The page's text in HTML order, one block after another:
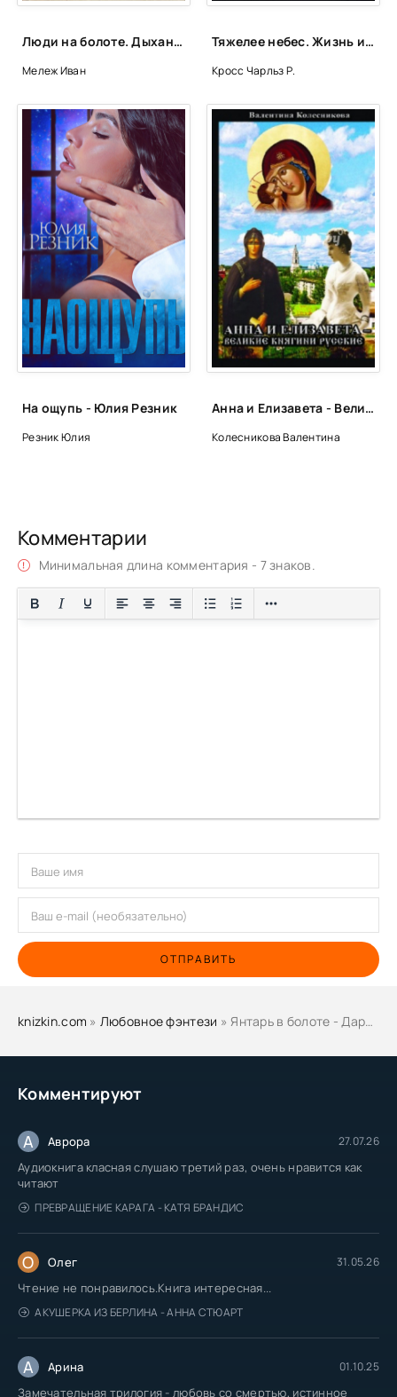
Комментируют
А Аврора 27.07.26
Аудиокнига класная слушаю третий раз, очень нравится как
читают
ПРЕВРАЩЕНИЕ КАРАГА - КАТЯ БРАНДИС
О Олег 31.05.26
Чтение не понравилось.Книга интересная...
АКУШЕРКА ИЗ БЕРЛИНА - АННА СТЮАРТ
А Арина 01.10.25
Замечательная трилогия - любовь со смертью, истинное
Люди на болоте. Дыхание грозы - Иван Мележ
Мележ Иван
Тяжелее небес. Жизнь и смерть Курта Кобейна, о которых вы ничего не знали прежде - Чарльз Р. Кросс
Кросс Чарльз Р.
На ощупь - Юлия Резник
Резник Юлия
Анна и Елизавета - Великие княгини русские - Валентина Колесникова
Колесникова Валентина
Комментарии
Минимальная длина комментария - 7 знаков.
ОТПРАВИТЬ
knizkin.com » Любовное фэнтези » Янтарь в болоте - Дарья Кузнецова